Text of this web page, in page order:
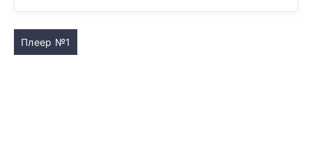
Плеер №1